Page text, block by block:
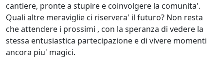
cantiere, pronte a stupire e coinvolgere la comunita'.
Quali altre meraviglie ci riservera' il futuro? Non resta
che attendere i prossimi , con la speranza di vedere la
stessa entusiastica partecipazione e di vivere momenti
ancora piu' magici.